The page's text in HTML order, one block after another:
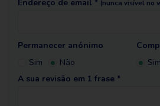
Endereço de email * (nunca visível no
Permanecer anónimo
Sim
Não
Sim
A sua revisão em 1 frase *